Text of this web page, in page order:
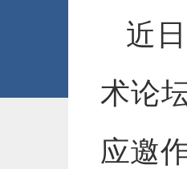
近
术论
应邀